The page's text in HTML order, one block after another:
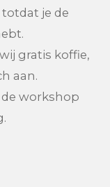
je de
gratis koffie,
aan.
workshop